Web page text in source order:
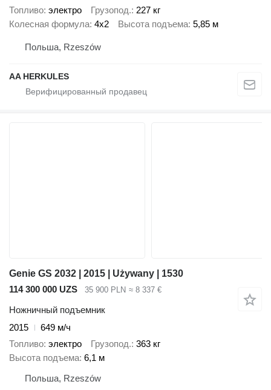
Топливо электро Грузопод. 227 кг
Колесная формула 4x2 Высота подъема 5,85 м
Польша, Rzeszów
AA HERKULES
Genie GS 2032 | 2015 | Używany | 1530
114 300 000 UZS
35 900 PLN ≈ 8 337 €
Ножничный подъемник
2015
649 м/ч
Топливо электро Грузопод. 363 кг
Высота подъема 6,1 м
Польша, Rzeszów